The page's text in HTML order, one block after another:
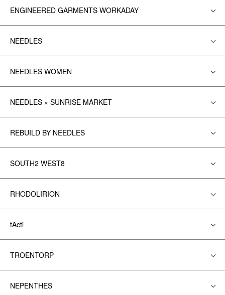
ENGINEERED GARMENTS WORKADAY
NEEDLES
NEEDLES WOMEN
NEEDLES × SUNRISE MARKET
REBUILD BY NEEDLES
SOUTH2 WEST8
RHODOLIRION
tActi
TROENTORP
NEPENTHES